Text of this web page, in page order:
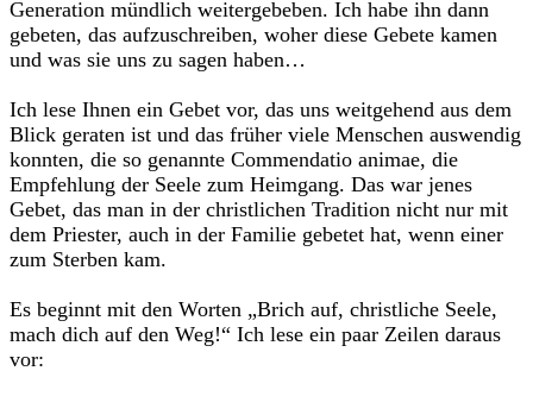
Generation mündlich weitergebeben. Ich habe ihn dann
gebeten, das aufzuschreiben, woher diese Gebete kamen
und was sie uns zu sagen haben…
Ich lese Ihnen ein Gebet vor, das uns weitgehend aus dem
Blick geraten ist und das früher viele Menschen auswendig
konnten, die so genannte Commendatio animae, die
Empfehlung der Seele zum Heimgang. Das war jenes
Gebet, das man in der christlichen Tradition nicht nur mit
dem Priester, auch in der Familie gebetet hat, wenn einer
zum Sterben kam.
Es beginnt mit den Worten „Brich auf, christliche Seele,
mach dich auf den Weg!“ Ich lese ein paar Zeilen daraus
vor: